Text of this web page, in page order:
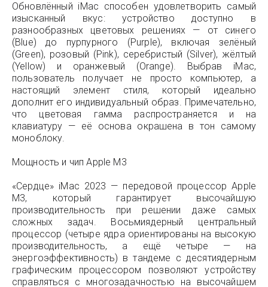
Обновлённый iMac способен удовлетворить самый
изысканный вкус: устройство доступно в
разнообразных цветовых решениях — от синего
(Blue) до пурпурного (Purple), включая зелёный
(Green), розовый (Pink), серебристый (Silver), жёлтый
(Yellow) и оранжевый (Orange). Выбрав iMac,
пользователь получает не просто компьютер, а
настоящий элемент стиля, который идеально
дополнит его индивидуальный образ. Примечательно,
что цветовая гамма распространяется и на
клавиатуру — её основа окрашена в тон самому
моноблоку.
Мощность и чип Apple M3
«Сердце» iMac 2023 — передовой процессор Apple
M3, который гарантирует высочайшую
производительность при решении даже самых
сложных задач. Восьмиядерный центральный
процессор (четыре ядра ориентированы на высокую
производительность, а ещё четыре — на
энергоэффективность) в тандеме с десятиядерным
графическим процессором позволяют устройству
справляться с многозадачностью на высочайшем